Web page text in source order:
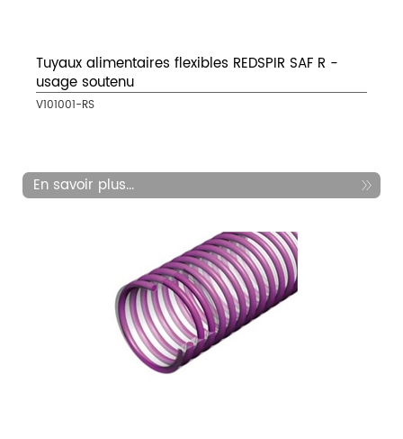
Tuyaux alimentaires flexibles REDSPIR SAF R -
usage soutenu
V101001-RS
En savoir plus...